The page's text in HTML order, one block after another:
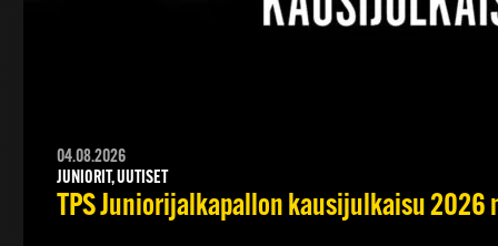
04.08.2026
JUNIORIT, UUTISET
TPS Juniorijalkapallon kausijulkaisu 2026